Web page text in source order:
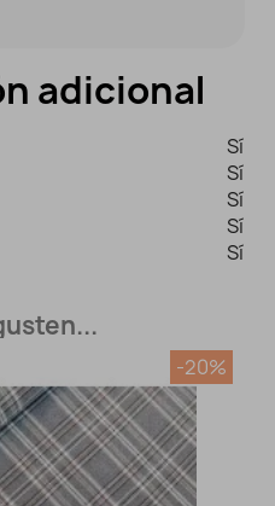
adicional
Sí
Sí
Sí
Sí
Sí
-20%